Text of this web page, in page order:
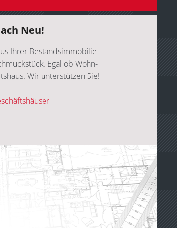
Neu!
Ihrer Bestandsimmobilie
Egal ob Wohn-
Wir unterstützen Sie!